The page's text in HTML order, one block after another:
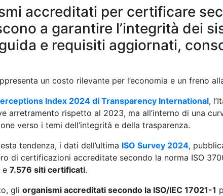
accreditati per certificare
a garantire l’integrità dei
e requisiti aggiornati,
un costo rilevante per l’economia e un freno
Index 2024 di Transparency International,
arretramento rispetto al 2023, ma all’interno di una
verso i temi dell’integrità e della trasparenza.
tendenza, i dati dell’ultima ISO Survey 2024,
di certificazioni accreditate secondo la norma ISO
e 7.576 siti certificati.
gli organismi accreditati secondo la ISO/IEC 17021-1